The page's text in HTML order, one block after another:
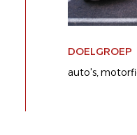
DOELGROEP
auto's